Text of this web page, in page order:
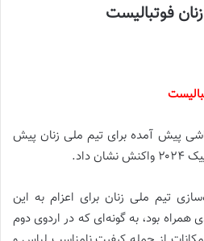
فوتبالیست
پیش آمده برای تیم ملی زنان پیش
داد.
تیم ملی زنان برای اعزام به این
همراه بود، به گونه‌ای که در اردوی دوم